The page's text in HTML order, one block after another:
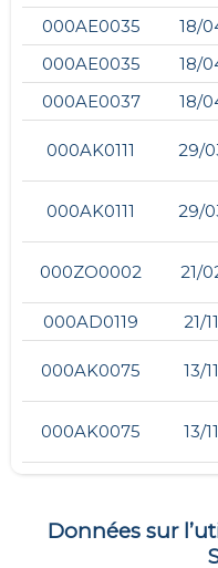
000AE0035
18/
000AE0035
18/
000AE0037
18/
000AK0111 29/
000AK0111 29/
000ZO0002 21/
000AD0119
21/
000AK0075 13/
000AK0075 13/
Données sur